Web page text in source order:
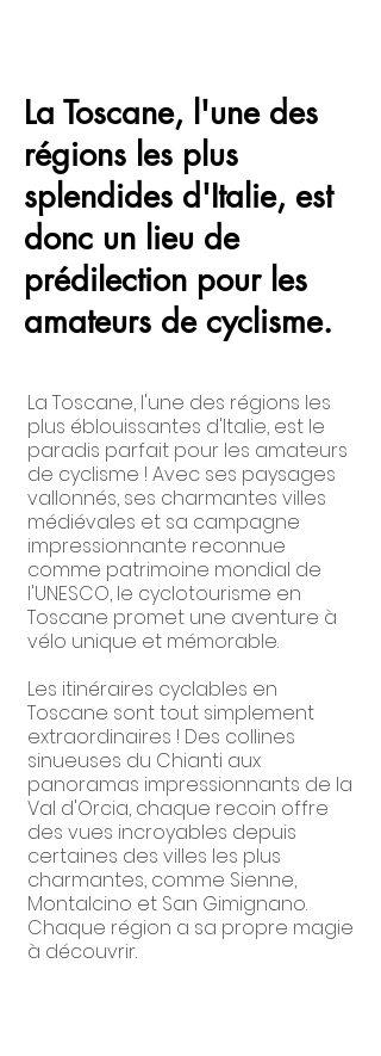
La Toscane, l'une des
régions les plus
splendides d'Italie, est
donc un lieu de
prédilection pour les
amateurs de cyclisme.
La Toscane, l'une des régions les
plus éblouissantes d'Italie, est le
paradis parfait pour les amateurs
de cyclisme ! Avec ses paysages
vallonnés, ses charmantes villes
médiévales et sa campagne
impressionnante reconnue
comme patrimoine mondial de
l'UNESCO, le cyclotourisme en
Toscane promet une aventure à
vélo unique et mémorable.
Les itinéraires cyclables en
Toscane sont tout simplement
extraordinaires ! Des collines
sinueuses du Chianti aux
panoramas impressionnants de la
Val d'Orcia, chaque recoin offre
des vues incroyables depuis
certaines des villes les plus
charmantes, comme Sienne,
Montalcino et San Gimignano.
Chaque région a sa propre magie
à découvrir.